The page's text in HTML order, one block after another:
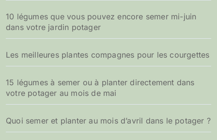
10 légumes que vous pouvez encore semer mi-juin
dans votre jardin potager
Les meilleures plantes compagnes pour les courgettes
15 légumes à semer ou à planter directement dans
votre potager au mois de mai
Quoi semer et planter au mois d’avril dans le potager ?